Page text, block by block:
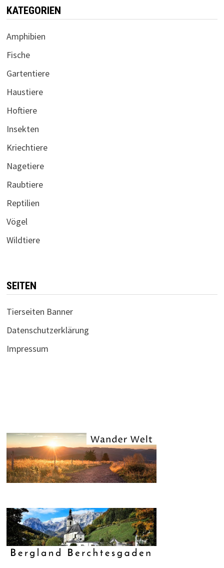
KATEGORIEN
Amphibien
Fische
Gartentiere
Haustiere
Hoftiere
Insekten
Kriechtiere
Nagetiere
Raubtiere
Reptilien
Vögel
Wildtiere
SEITEN
Tierseiten Banner
Datenschutzerklärung
Impressum